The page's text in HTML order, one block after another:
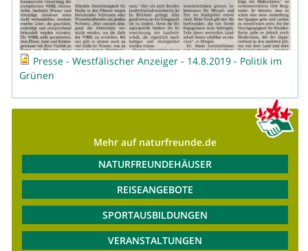
Presse - Westfälischer Anzeiger - 14.8.2019 - Politik im
Grünen
Mehr auf naturfreunde.de
NATURFREUNDEHÄUSER
REISEANGEBOTE
SPORTAUSBILDUNGEN
VERANSTALTUNGEN